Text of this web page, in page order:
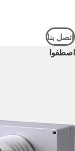
اتصل بنا
اصطفوا